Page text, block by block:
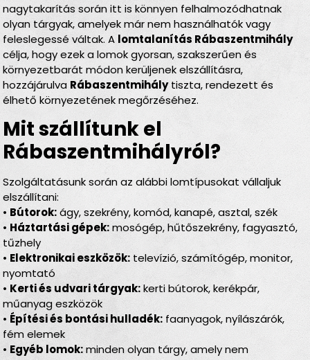
nagytakarítás során itt is könnyen felhalmozódhatnak
olyan tárgyak, amelyek már nem használhatók vagy
feleslegessé váltak. A lomtalanítás Rábaszentmihály
célja, hogy ezek a lomok gyorsan, szakszerűen és
környezetbarát módon kerüljenek elszállításra,
hozzájárulva Rábaszentmihálytiszta, rendezett és
élhető környezetének megőrzéséhez.
Mit szállítunk el
Rábaszentmihályról?
Szolgáltatásunk során az alábbi lomtípusokat vállaljuk
elszállítani:
• Bútorok:ágy, szekrény, komód, kanapé, asztal, szék
• Háztartási gépek:mosógép, hűtőszekrény, fagyasztó,
tűzhely
• Elektronikai eszközök: televízió, számítógép, monitor,
nyomtató
• Kerti és udvari tárgyak:kerti bútorok, kerékpár,
műanyag eszközök
• Építési és bontási hulladék: faanyagok, nyílászárók,
fém elemek
• Egyéb lomok:minden olyan tárgy, amely nem